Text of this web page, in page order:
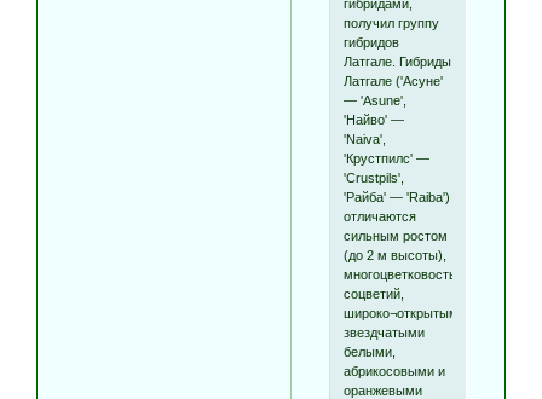
гибридами,
получил группу
гибридов
Латгале. Гибриды
Латгале ('Асуне'
— 'Asune',
'Найво' —
'Naiva',
'Крустпилс' —
'Crustpils',
'Райба' — 'Raiba')
отличаются
сильным ростом
(до 2 м высоты),
многоцветковостью
соцветий,
широко¬открытыми,
звездчатыми
белыми,
абрикосовыми и
оранжевыми